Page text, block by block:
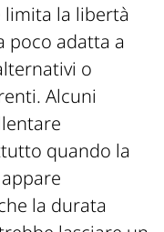
la libertà
poco adatta a
o
Alcuni
quando la
la durata